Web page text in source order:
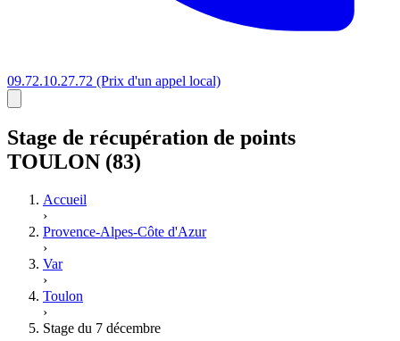
09.72.10.27.72 (Prix d'un appel local)
Stage de récupération de points
TOULON (83)
Accueil
›
Provence-Alpes-Côte d'Azur
›
Var
›
Toulon
›
Stage du 7 décembre